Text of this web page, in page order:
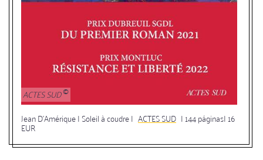
ACTES SUD
Jean D’Amérique |Soleil à coudre| ACTES SUD | 144 páginas| 16
EUR